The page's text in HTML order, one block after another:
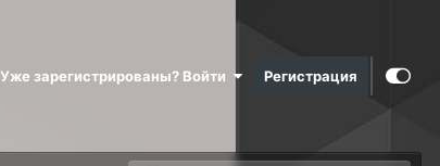
Уже зарегистрированы? Войти Регистрация